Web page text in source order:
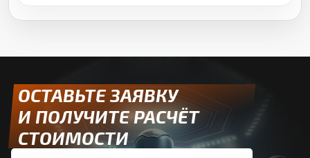
ОСТАВЬТЕ ЗАЯВКУ
И ПОЛУЧИТЕ РАСЧЁТ
СТОИМОСТИ